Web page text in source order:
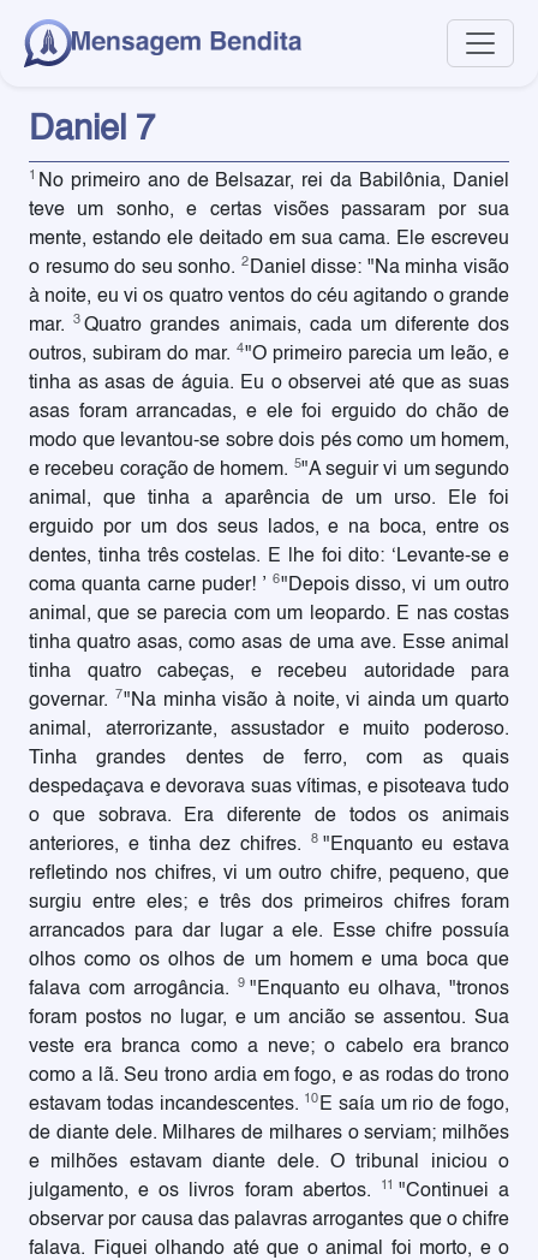
Daniel 7
1 No primeiro ano de Belsazar, rei da Babilônia, Daniel
teve um sonho, e certas visões passaram por sua
mente, estando ele deitado em sua cama. Ele escreveu
o resumo do seu sonho. 2 Daniel disse: "Na minha visão
à noite, eu vi os quatro ventos do céu agitando o grande
mar.3 Quatro grandes animais, cada um diferente dos
outros, subiram do mar. 4"O primeiro parecia um leão, e
tinha as asas de águia. Eu o observei até que as suas
asas foram arrancadas, e ele foi erguido do chão de
modo que levantou-se sobre dois pés como um homem,
e recebeu coração de homem. 5"A seguir vi um segundo
animal, que tinha a aparência de um urso. Ele foi
erguido por um dos seus lados, e na boca, entre os
dentes, tinha três costelas. E lhe foi dito: ‘Levante-se e
coma quanta carne puder! ’ 6"Depois disso, vi um outro
animal, que se parecia com um leopardo. E nas costas
tinha quatro asas, como asas de uma ave. Esse animal
tinha quatro cabeças, e recebeu autoridade para
governar. 7"Na minha visão à noite, vi ainda um quarto
animal, aterrorizante, assustador e muito poderoso.
Tinha grandes dentes de ferro, com as quais
despedaçava e devorava suas vítimas, e pisoteava tudo
o que sobrava. Era diferente de todos os animais
anteriores, e tinha dez chifres.
8 "Enquanto eu estava
refletindo nos chifres, vi um outro chifre, pequeno, que
surgiu entre eles; e três dos primeiros chifres foram
arrancados para dar lugar a ele. Esse chifre possuía
olhos como os olhos de um homem e uma boca que
falava com arrogância.9 "Enquanto eu olhava, "tronos
foram postos no lugar, e um ancião se assentou. Sua
veste era branca como a neve; o cabelo era branco
como a lã. Seu trono ardia em fogo, e as rodas do trono
estavam todas incandescentes. 10 E saía um rio de fogo,
de diante dele. Milhares de milhares o serviam; milhões
e milhões estavam diante dele. O tribunal iniciou o
julgamento, e os livros foram abertos.
11 "Continuei a
observar por causa das palavras arrogantes que o chifre
falava. Fiquei olhando até que o animal foi morto, e o